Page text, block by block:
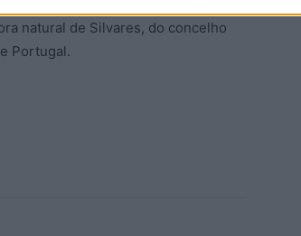
natural de Silvares, do concelho
Portugal.